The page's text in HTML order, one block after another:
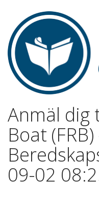
Anmäl dig
Boat
09-02